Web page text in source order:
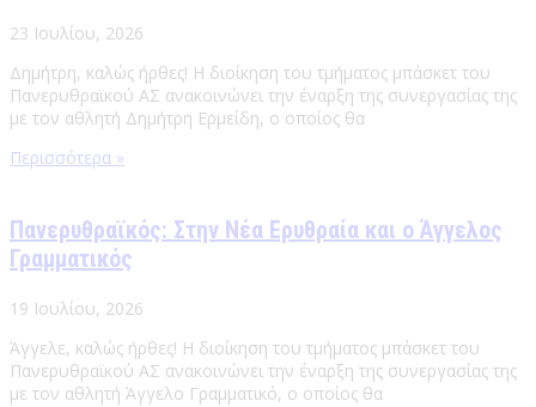
23 Ιουλίου, 2026
Δημήτρη, καλώς ήρθες! Η διοίκηση του τμήματος μπάσκετ του
Πανερυθραϊκού ΑΣ ανακοινώνει την έναρξη της συνεργασίας της
με τον αθλητή Δημήτρη Ερμείδη, ο οποίος θα
Περισσότερα »
Πανερυθραϊκός: Στην Νέα Ερυθραία και ο Άγγελος
Γραμματικός
19 Ιουλίου, 2026
Άγγελε, καλώς ήρθες! Η διοίκηση του τμήματος μπάσκετ του
Πανερυθραϊκού ΑΣ ανακοινώνει την έναρξη της συνεργασίας της
με τον αθλητή Άγγελο Γραμματικό, ο οποίος θα